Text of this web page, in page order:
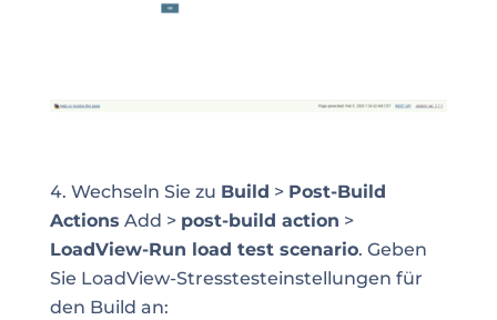
Wechseln Sie zu Build > Post-Build
Actions Add > post-build action >
LoadView-Run load test scenario. Geben
Sie LoadView-Stresstesteinstellungen für
den Build an: